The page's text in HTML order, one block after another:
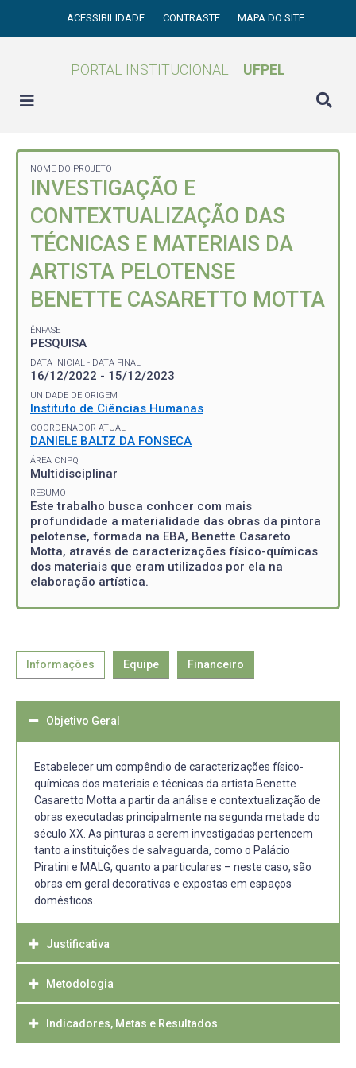
ACESSIBILIDADE CONTRASTE MAPA DO SITE
PORTAL INSTITUCIONAL UFPEL
NOME DO PROJETO
INVESTIGAÇÃO E
CONTEXTUALIZAÇÃO DAS
TÉCNICAS E MATERIAIS DA
ARTISTA PELOTENSE
BENETTE CASARETTO MOTTA
ÊNFASE
PESQUISA
DATA INICIAL - DATA FINAL
16/12/2022 - 15/12/2023
UNIDADE DE ORIGEM
Instituto de Ciências Humanas
COORDENADOR ATUAL
DANIELE BALTZ DA FONSECA
ÁREA CNPQ
Multidisciplinar
RESUMO
Este trabalho busca conhcer com mais
profundidade a materialidade das obras da pintora
pelotense, formada na EBA, Benette Casareto
Motta, através de caracterizações físico-químicas
dos materiais que eram utilizados por ela na
elaboração artística.
Informações Equipe Financeiro
Objetivo Geral
Estabelecer um compêndio de caracterizações físico-
químicas dos materiais e técnicas da artista Benette
Casaretto Motta a partir da análise e contextualização de
obras executadas principalmente na segunda metade do
século XX. As pinturas a serem investigadas pertencem
tanto a instituições de salvaguarda, como o Palácio
Piratini e MALG, quanto a particulares – neste caso, são
obras em geral decorativas e expostas em espaços
domésticos.
Justificativa
A atribuição de autoria dessas obras é, em geral,
deficitária, pleiteando-se a elaboração de ferramentas de
autenticação. O objetivo precípuo deste projeto, através
Metodologia
A identificação e estudo dos materiais e técnicas
utilizados pela artista serão realizados com o auxílio de
Indicadores, Metas e Resultados